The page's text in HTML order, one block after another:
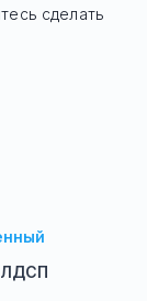
сделать